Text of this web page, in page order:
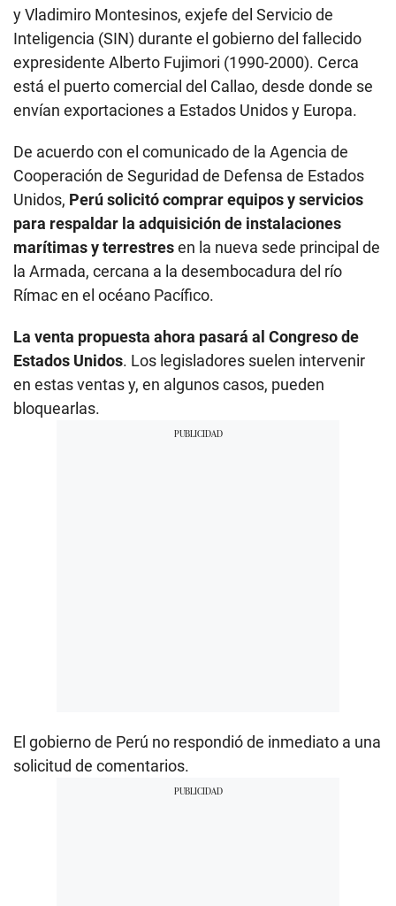
y Vladimiro Montesinos, exjefe del Servicio de
Inteligencia (SIN) durante el gobierno del fallecido
expresidente Alberto Fujimori (1990-2000). Cerca
está el puerto comercial del Callao, desde donde se
envían exportaciones a Estados Unidos y Europa.
De acuerdo con el comunicado de la Agencia de
Cooperación de Seguridad de Defensa de Estados
Unidos, Perú solicitó comprar equipos y servicios
para respaldar la adquisición de instalaciones
marítimas y terrestresen la nueva sede principal de
la Armada, cercana a la desembocadura del río
Rímac en el océano Pacífico.
La venta propuesta ahora pasará al Congreso de
Estados Unidos. Los legisladores suelen intervenir
en estas ventas y, en algunos casos, pueden
bloquearlas.
El gobierno de Perú no respondió de inmediato a una
solicitud de comentarios.